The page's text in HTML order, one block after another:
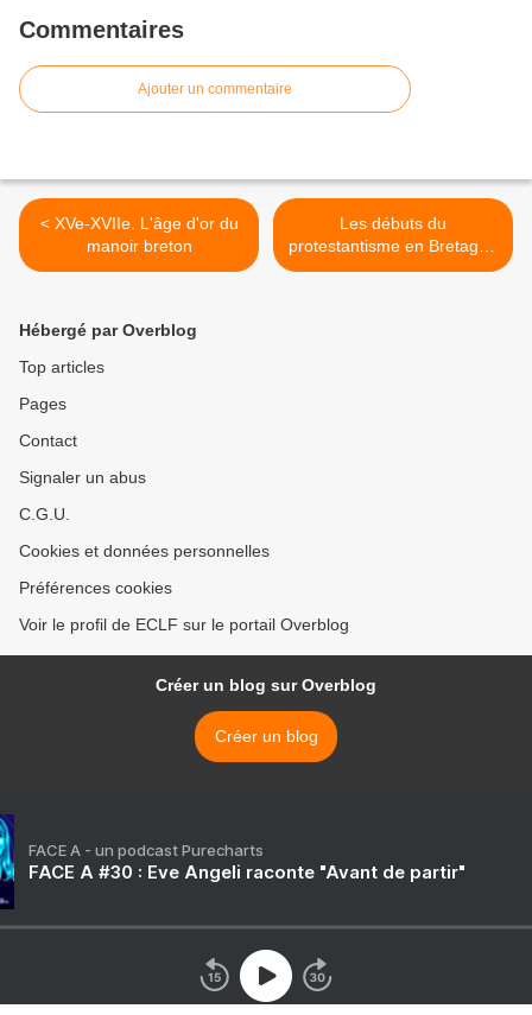
Commentaires
Ajouter un commentaire
< XVe-XVIIe. L'âge d'or du
manoir breton
Les débuts du
protestantisme en Bretagne
>
Hébergé par Overblog
Top articles
Pages
Contact
Signaler un abus
C.G.U.
Cookies et données personnelles
Préférences cookies
Voir le profil de ECLF sur le portail Overblog
Créer un blog sur Overblog
Créer un blog
FACE A - un podcast Purecharts
FACE A #30 : Eve Angeli raconte "Avant de partir"